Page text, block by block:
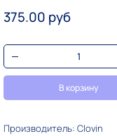
375.00 руб
В корзину
Производитель: Clovin